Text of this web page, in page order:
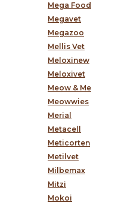
Mega Food
Megavet
Megazoo
Mellis Vet
Meloxinew
Meloxivet
Meow & Me
Meowwies
Merial
Metacell
Meticorten
Metilvet
Milbemax
Mitzi
Mokoi